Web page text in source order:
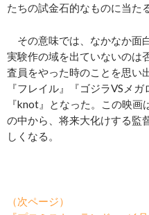
たちの試金石的なものに当たる
その意味では、なかなか面
実験作の域を出ていないのは
査員をやった時のことを思い
『フレイル』『ゴジラVSメ
『knot』となった。この映画
の中から、将来大化けする監
しくなる。
（次ページ）